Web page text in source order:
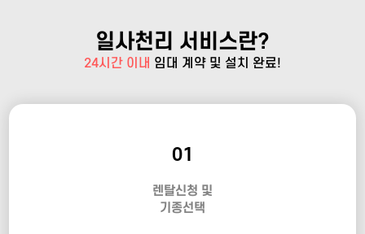
일사천리 서비스란?
24시간 이내 임대 계약 및 설치 완료!
01
렌탈신청 및
기종선택